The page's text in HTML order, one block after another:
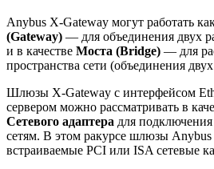
Anybus X-Gateway могут работать
(Gateway) — для объединения двух
и в качестве Моста (Bridge) — для
пространства сети (объединения
Шлюзы X-Gateway с интерфейсом
сервером можно рассматривать в
Cетевого адаптера для
сетям. В этом ракурсе шлюзы
встраиваемые PCI или ISA сетевые